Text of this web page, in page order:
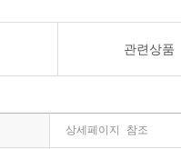
관련상품
상세페이지 참조